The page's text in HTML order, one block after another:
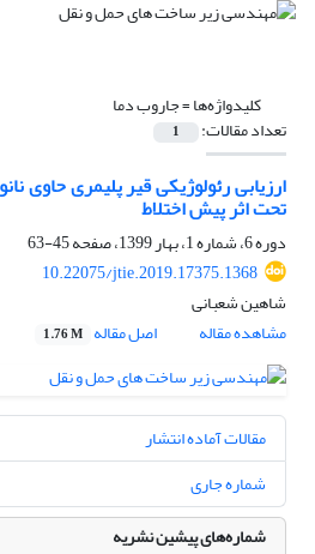
کلیدواژه‌ها =جاروب دما
تعداد مقالات: 1
ارزیابی رئولوژیکی قیر پلیمری حاوی
تحت اثر پیش اختلاط
دوره 6، شماره 1، بهار 1399، صفحه
45-63
10.22075/jtie.2019.17375.1368
شاهین شعبانی
مشاهده مقاله
اصل مقاله 1.76 M
مقالات آماده انتشار
شماره جاری
شماره‌های پیشین نشریه